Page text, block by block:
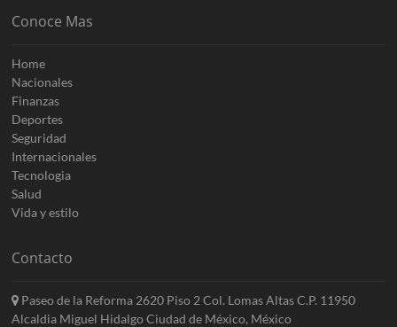
Conoce Mas
Home
Nacionales
Finanzas
Deportes
Seguridad
Internacionales
Tecnologia
Salud
Vida y estilo
Contacto
Paseo de la Reforma 2620 Piso 2 Col. Lomas Altas C.P. 11950
Alcaldia Miguel Hidalgo Ciudad de México, México